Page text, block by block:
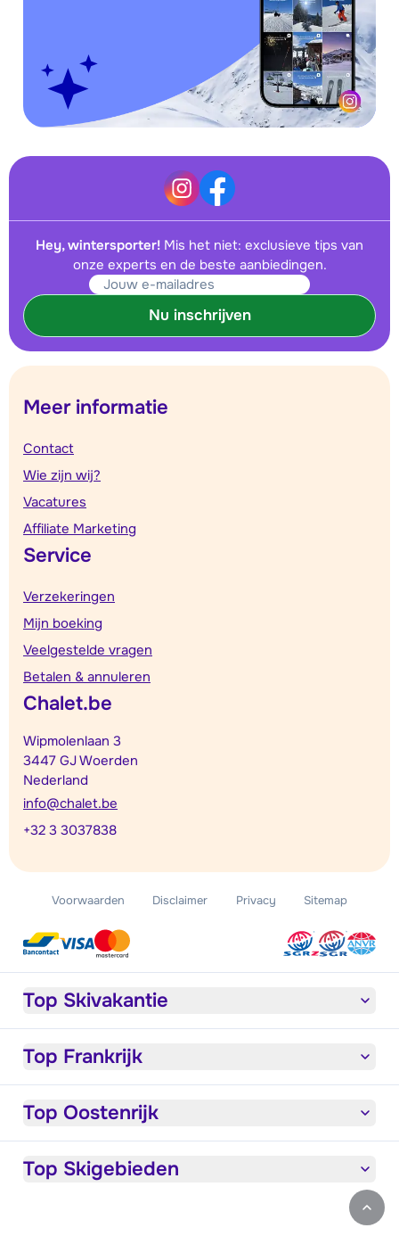
Hey, wintersporter! Mis het niet: exclusieve tips van
onze experts en de beste aanbiedingen.
Nu inschrijven
Meer informatie
Contact
Wie zijn wij?
Vacatures
Affiliate Marketing
Service
Verzekeringen
Mijn boeking
Veelgestelde vragen
Betalen & annuleren
Chalet.be
Wipmolenlaan 3
3447 GJ Woerden
Nederland
info@chalet.be
+32 3 3037838
Voorwaarden Disclaimer Privacy Sitemap
Top Skivakantie
Top Frankrijk
Top Oostenrijk
Top Skigebieden